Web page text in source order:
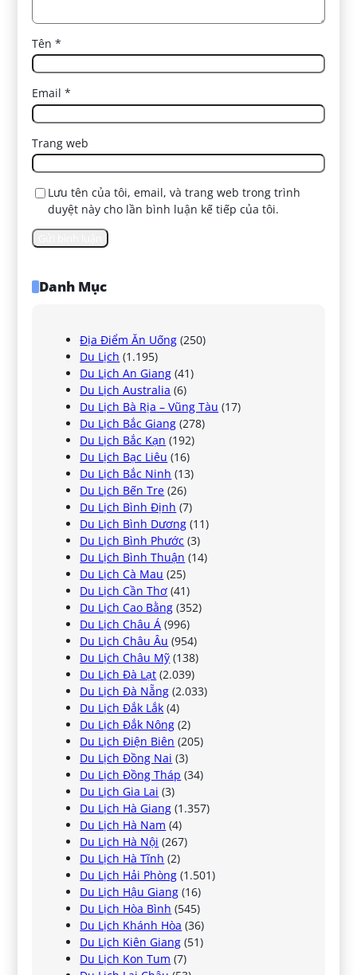
Tên*
Email*
Trang web
Lưu tên của tôi, email, và trang web trong trình
duyệt này cho lần bình luận kế tiếp của tôi.
Danh Mục
Địa Điểm Ăn Uống (250)
Du Lịch (1.195)
Du Lịch An Giang (41)
Du Lịch Australia (6)
Du Lịch Bà Rịa – Vũng Tàu (17)
Du Lịch Bắc Giang (278)
Du Lịch Bắc Kạn (192)
Du Lịch Bạc Liêu (16)
Du Lịch Bắc Ninh (13)
Du Lịch Bến Tre (26)
Du Lịch Bình Định (7)
Du Lịch Bình Dương (11)
Du Lịch Bình Phước (3)
Du Lịch Bình Thuận (14)
Du Lịch Cà Mau (25)
Du Lịch Cần Thơ (41)
Du Lịch Cao Bằng (352)
Du Lịch Châu Á (996)
Du Lịch Châu Âu (954)
Du Lịch Châu Mỹ (138)
Du Lịch Đà Lạt (2.039)
Du Lịch Đà Nẵng (2.033)
Du Lịch Đắk Lắk (4)
Du Lịch Đắk Nông (2)
Du Lịch Điện Biên (205)
Du Lịch Đồng Nai (3)
Du Lịch Đồng Tháp (34)
Du Lịch Gia Lai (3)
Du Lịch Hà Giang (1.357)
Du Lịch Hà Nam (4)
Du Lịch Hà Nội (267)
Du Lịch Hà Tĩnh (2)
Du Lịch Hải Phòng (1.501)
Du Lịch Hậu Giang (16)
Du Lịch Hòa Bình (545)
Du Lịch Khánh Hòa (36)
Du Lịch Kiên Giang (51)
Du Lịch Kon Tum (7)